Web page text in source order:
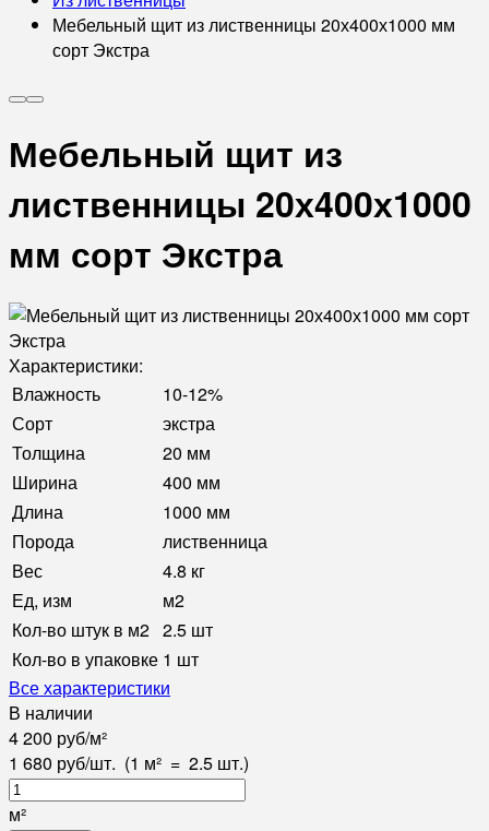
Мебельный щит из лиственницы 20х400х1000 мм
сорт Экстра
Мебельный щит из
лиственницы 20х400х1000
мм сорт Экстра
Характеристики:
Влажность
10-12%
Сорт
экстра
Толщина
20 мм
Ширина
400 мм
Длина
1000 мм
Порода
лиственница
Вес
4.8 кг
Ед, изм
м2
Кол-во штук в м2 2.5 шт
Кол-во в упаковке 1 шт
Все характеристики
В наличии
4 200 руб/м²
1 680 руб/шт. (1 м² = 2.5 шт.)
м²